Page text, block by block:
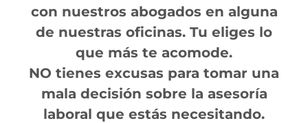
con nuestros abogados en alguna
de nuestras oficinas. Tu eliges lo
que más te acomode.
NO tienes excusas para tomar una
mala decisión sobre la asesoría
laboral que estás necesitando.